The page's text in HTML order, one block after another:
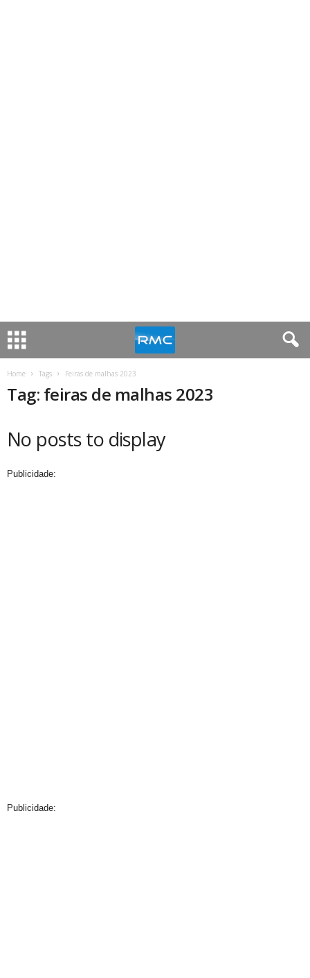
Home Tags Feiras de malhas 2023
Tag: feiras de malhas 2023
No posts to display
Publicidade:
Publicidade: